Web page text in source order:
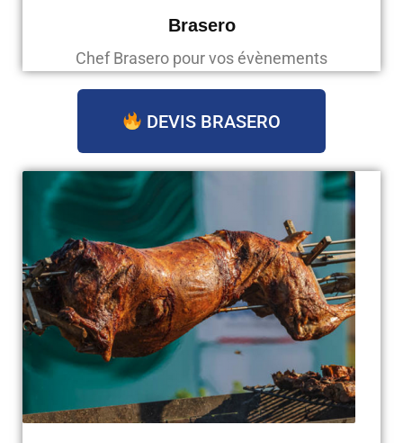
Brasero
Chef Brasero pour vos évènements
DEVIS BRASERO